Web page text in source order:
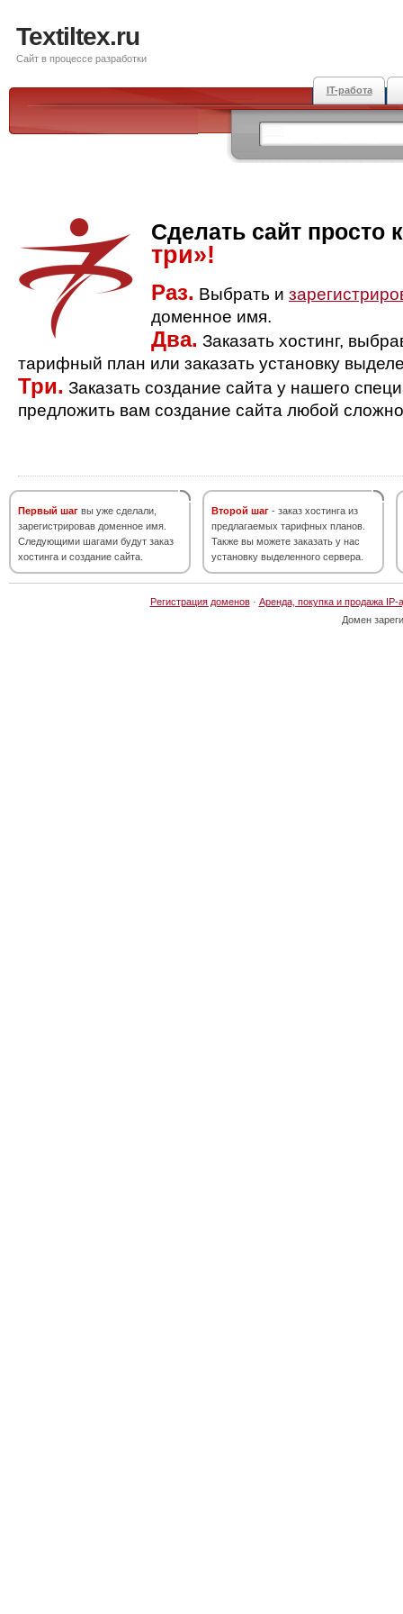
Textiltex.ru
Сайт в процессе разработки
IT-работа
Сделать сайт просто
три»!
Раз. Выбрать и
доменное имя.
Два. Заказать хостинг,
тарифный план или заказать установку
Три. Заказать создание сайта у нашего
предложить вам создание сайта любой
Первый шаг вы уже сделали,
зарегистрировав доменное имя.
Следующими шагами будут заказ
хостинга и создание сайта.
Второй шаг - заказ хостинга из
предлагаемых тарифных планов.
Также вы можете заказать у нас
установку выделенного сервера.
Регистрация доменов· Аренда, покупка и продажа IP-
Домен